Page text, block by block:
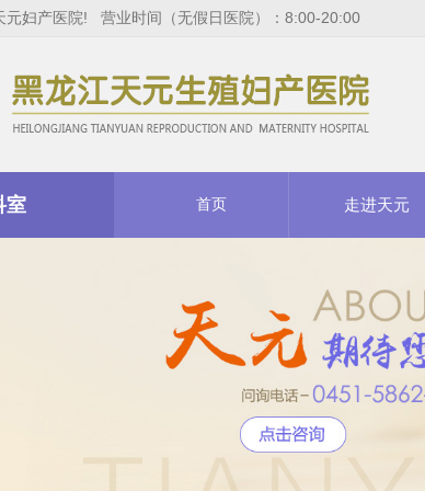
元妇产医院! 营业时间（无假日医院）：8:00-20:00
室 首页 走进天元